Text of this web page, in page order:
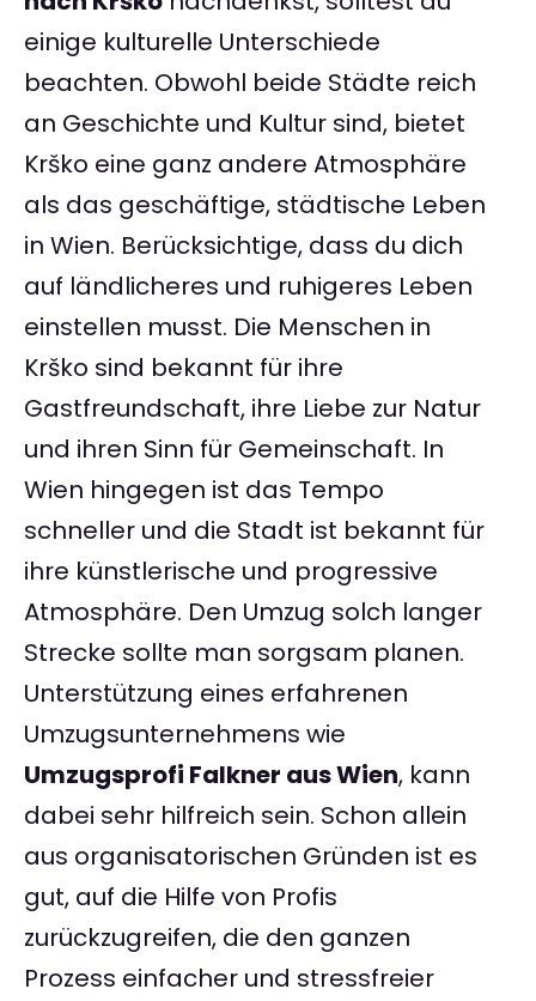
einige kulturelle Unterschiede
beachten. Obwohl beide Städte reich
an Geschichte und Kultur sind, bietet
Krško eine ganz andere Atmosphäre
als das geschäftige, städtische Leben
in Wien. Berücksichtige, dass du dich
auf ländlicheres und ruhigeres Leben
einstellen musst. Die Menschen in
Krško sind bekannt für ihre
Gastfreundschaft, ihre Liebe zur Natur
und ihren Sinn für Gemeinschaft. In
Wien hingegen ist das Tempo
schneller und die Stadt ist bekannt für
ihre künstlerische und progressive
Atmosphäre. Den Umzug solch langer
Strecke sollte man sorgsam planen.
Unterstützung eines erfahrenen
Umzugsunternehmens wie
Umzugsprofi Falkner aus Wien, kann
dabei sehr hilfreich sein. Schon allein
aus organisatorischen Gründen ist es
gut, auf die Hilfe von Profis
zurückzugreifen, die den ganzen
Prozess einfacher und stressfreier